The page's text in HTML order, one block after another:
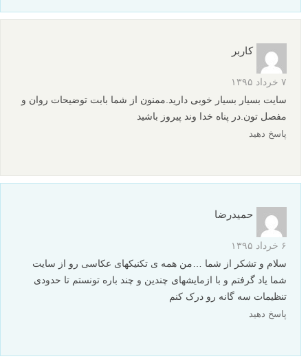
کاربر
۷ خرداد ۱۳۹۵
سایت بسیار بسیار خوبی دارید.ممنون از شما بابت توضیحات روان و
مفصل تون.در پناه خدا وند پیروز باشید
پاسخ دهید
حمیدرضا
۶ خرداد ۱۳۹۵
سلام و تشکر از شما …من همه ی تکنیکهای عکاسی رو از سایت
شما یاد گرفتم و با ازمایشهای چندین و چند باره تونستم تا حدودی
تنظیمات سه گانه رو درک کنم
پاسخ دهید